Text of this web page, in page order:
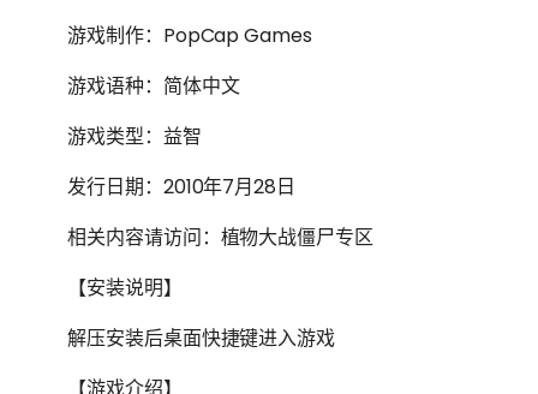
游戏制作：PopCap Games
游戏语种：简体中文
游戏类型：益智
发行日期：2010年7月28日
相关内容请访问：植物大战僵尸专区
【安装说明】
解压安装后桌面快捷键进入游戏